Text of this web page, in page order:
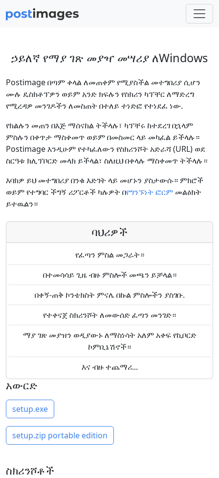
ኃይለኛ የማያ ገጽ መያዣ መሣሪያ ለWindows
Postimage በጣም ቀላል ለመጠቀም የሚያስችል መተግበሪያ ሲሆን
ሙሉ ዴስክቶፕዎን ወይም አንድ ክፍሉን የስክሪን ካፕቸር ለማድረግ
የሚረዳዎ መንገዶችን ለመስጠት በተለይ ተነድፎ የተነደፈ ነው.
የክልሉን መጠን በእጅ ማሰናከል ትችላሉ፣ ካፕቸሩ ከተደረገ በኋላም
ምስሉን በቀጥታ ማስቀመጥ ወይም በመስመር ላይ መካፈል ይችላሉ።
Postimage እንዲሁም የተካፈለውን የስክሪንሾት አድራሻ (URL) ወደ
ስርዓቱ ክሊፕቦርድ መላክ ይችላል፣ ስለዚህ በቀላሉ ማስቀመጥ ትችላሉ።
እባክዎ ይህ መተግበሪያ በንቁ እድገት ላይ መሆኑን ያስታውሱ። ምክሮች
ወይም የተግባር ችግኝ ሪፖርቶች ካሉዎት በየግንኙነት ፎርም መልዕክት
ይተዉልን።
ባህሪዎች
የፈጣን ምስል መጋራት።
በተመሳሳይ ጊዜ ብዙ ምስሎች መጫን ይቻላል።
በቀኝ-ጠቅ ኮንቴክስት ምናሌ በኩል ምስሎችን ያስገቡ.
የተቀናጀ ስክሪንሾት ለመውሰድ ፈጣን መንገድ።
ማያ ገጽ መያዝን ወዲያውኑ ለማስነሳት አለም አቀፍ የኪቦርድ
ኮምቢኔሽኖች።
እና ብዙ ተጨማሪ...
አውርድ
setup.exe
setup.zip portable edition
ስክሪንሾቶች